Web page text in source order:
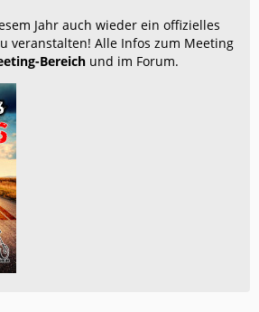
Jahr auch wieder ein offizielles
veranstalten! Alle Infos zum Meeting
Bereich und im Forum.